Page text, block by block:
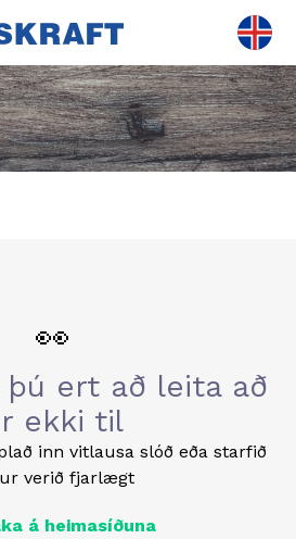
👀
þú ert að leita að
ekki til
inn vitlausa slóð eða starfið
verið fjarlægt
á heimasíðuna